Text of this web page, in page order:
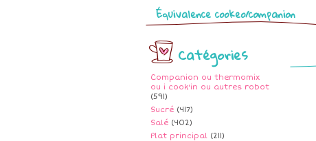
Équivalence cookeo/companion
Catégories
Companion ou thermomix
ou i cook'in ou autres robot
(591)
Sucré (417)
Salé (402)
Plat principal (211)